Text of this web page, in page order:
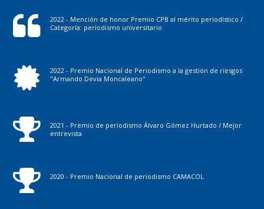
2022 - Mención de honor Premio CPB al mérito periodístico /
Categoría: periodismo universitario
2022 - Premio Nacional de Periodismo a la gestión de riesgos
"Armando Devia Moncaleano"
2021 - Premio de periodismo Álvaro Gómez Hurtado / Mejor
entrevista
2020 - Premio Nacional de periodismo CAMACOL